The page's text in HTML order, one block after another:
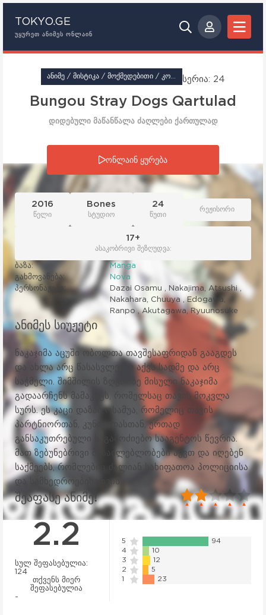
TOKYO.GE
ᲣᲧᲣᲠᲔᲗ ᲐᲜᲘᲛᲔᲡ ᲝᲜᲚᲐᲘᲜ
ᲐᲜᲘᲛᲔ / ᲛᲘᲡᲢᲘᲙᲐ / ᲛᲝᲥᲛᲔᲓᲔᲑᲘᲗᲘ / ᲙᲝᲛᲔᲓᲘᲐ სერია: 24
Bungou Stray Dogs Qartulad
დიდებული მაწანწალა ძაღლები ქართულად
ონლაინ ყურება
2016
წელი
Bones
სტუდიო
24
წუთი
რეჟისორი
17+
ასაკობრივი შეზღუდვა:
ბაზა:
Manga
გახმოვანება:
Nova
პერსონაჟები:
Dazai Osamu , Nakajima, Atsushi ,
Nakahara, Chuuya , Edogawa,
Ranpo , Akutagawa, Ryuunosuke
ანიმეს სიუჟეტი
ნაკაჯიმა აცუში ობოლთა თავშესაფრიდან გააგდეს
და ახლა არც წასასვლელი აქვს სადმე და არც
საჭმელი. შიმშილის ზღვარზე მისული ნაკაჯიმა
გადაარჩენს მამაკაცს, რომელსაც თავის მოკვლა
სურს. ეს კაცი დაზაი ოსამუა, რომელიც თავის
პარტნიორთან, კუნიკიდასთან, ერთად
განსაკუთრებული საგამოძიებო სააგენტოს წევრია.
მათ ზებუნებრივი შესაძლებლობები აქვთ და იღებენ
საქმეებს, რომლებიც ძალიან სახიფათოა პოლიციისა
და სამხედროებისათვის
შეაფასე ანიმე!
40 1 2 3 4 5
2.2
სულ შეფასებულია:
124
თქვენს მიერ
შეფასებულია
-
5
94
4
10
3
12
2
5
1
23